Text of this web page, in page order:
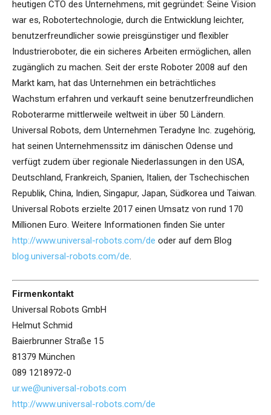
heutigen CTO des Unternehmens, mit gegründet: Seine Vision
war es, Robotertechnologie, durch die Entwicklung leichter,
benutzerfreundlicher sowie preisgünstiger und flexibler
Industrieroboter, die ein sicheres Arbeiten ermöglichen, allen
zugänglich zu machen. Seit der erste Roboter 2008 auf den
Markt kam, hat das Unternehmen ein beträchtliches
Wachstum erfahren und verkauft seine benutzerfreundlichen
Roboterarme mittlerweile weltweit in über 50 Ländern.
Universal Robots, dem Unternehmen Teradyne Inc. zugehörig,
hat seinen Unternehmenssitz im dänischen Odense und
verfügt zudem über regionale Niederlassungen in den USA,
Deutschland, Frankreich, Spanien, Italien, der Tschechischen
Republik, China, Indien, Singapur, Japan, Südkorea und Taiwan.
Universal Robots erzielte 2017 einen Umsatz von rund 170
Millionen Euro. Weitere Informationen finden Sie unter
http://www.universal-robots.com/de oder auf dem Blog
blog.universal-robots.com/de.
Firmenkontakt
Universal Robots GmbH
Helmut Schmid
Baierbrunner Straße 15
81379 München
089 1218972-0
ur.we@universal-robots.com
http://www.universal-robots.com/de